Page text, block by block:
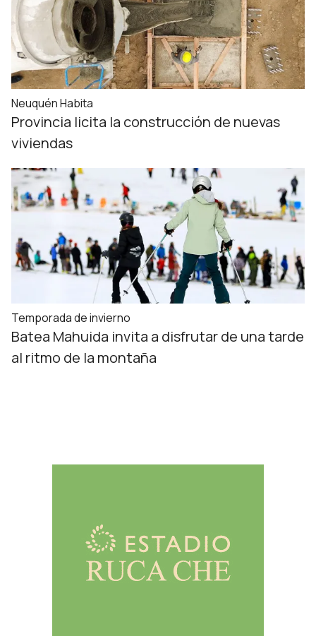
Neuquén Habita
Provincia licita la construcción de nuevas
viviendas
Temporada de invierno
Batea Mahuida invita a disfrutar de una tarde
al ritmo de la montaña